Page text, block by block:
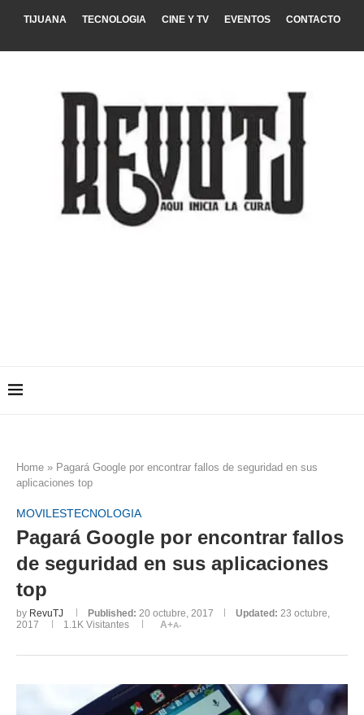
TIJUANA TECNOLOGIA CINE Y TV EVENTOS CONTACTO
Home » Pagará Google por encontrar fallos de seguridad en sus
aplicaciones top
MOVILESTECNOLOGIA
Pagará Google por encontrar fallos
de seguridad en sus aplicaciones
top
by RevuTJ Published: 20 octubre, 2017 Updated: 23 octubre,
2017
1.1K Visitantes A+A-